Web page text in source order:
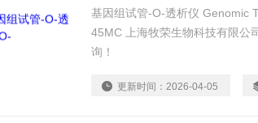
基因组试管-O-透析仪 Genomic
45MC 上海牧荣生物科技有限公
询！
更新时间：2026-04-05